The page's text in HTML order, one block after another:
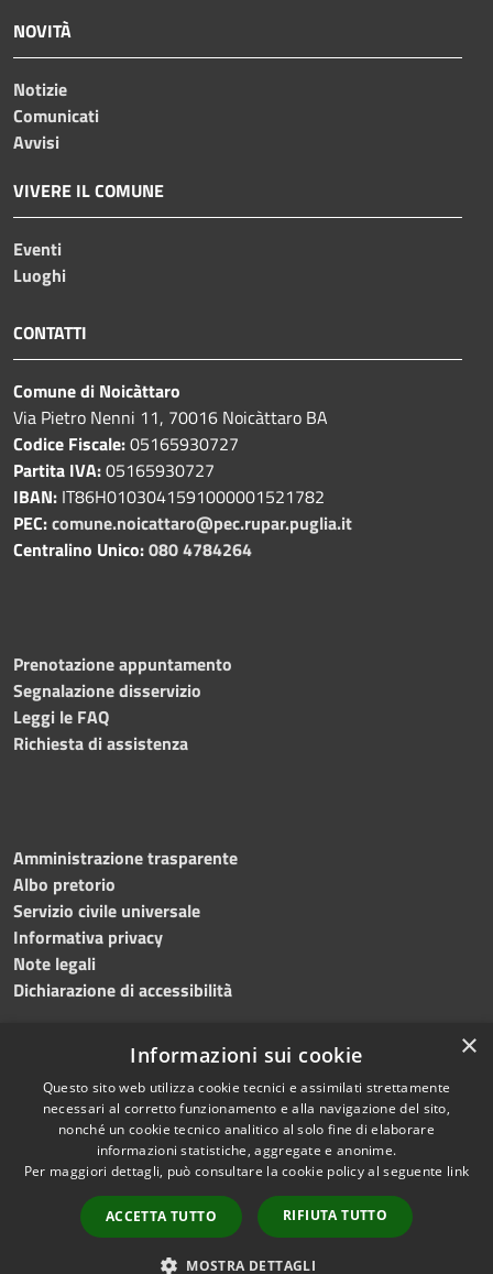
NOVITÀ
Notizie
Comunicati
Avvisi
VIVERE IL COMUNE
Eventi
Luoghi
CONTATTI
Comune di Noicàttaro
Via Pietro Nenni 11, 70016 Noicàttaro BA
Codice Fiscale:05165930727
Partita IVA:05165930727
IBAN: IT86H0103041591000001521782
PEC:comune.noicattaro@pec.rupar.puglia.it
Centralino Unico:080 4784264
Prenotazione appuntamento
Segnalazione disservizio
Leggi le FAQ
Richiesta di assistenza
Amministrazione trasparente
Albo pretorio
Servizio civile universale
Informativa privacy
Note legali
Dichiarazione di accessibilità
RSS
Accessibilità
Cookie
Mappa del sito
Difensore civico
Copyright © 2023 •
Comune di Noicàttaro
Powered byMunicipium
Redazione•Portale
dipendente
WebMail Dipendenti
×
Informazioni sui cookie
Questo sito web utilizza cookie tecnici e assimilati strettamente
necessari al corretto funzionamento e alla navigazione del sito,
nonché un cookie tecnico analitico al solo fine di elaborare
informazioni statistiche, aggregate e anonime.
Per maggiori dettagli, può consultare la cookie policy al seguente link
ACCETTA TUTTO RIFIUTA TUTTO
MOSTRA DETTAGLI